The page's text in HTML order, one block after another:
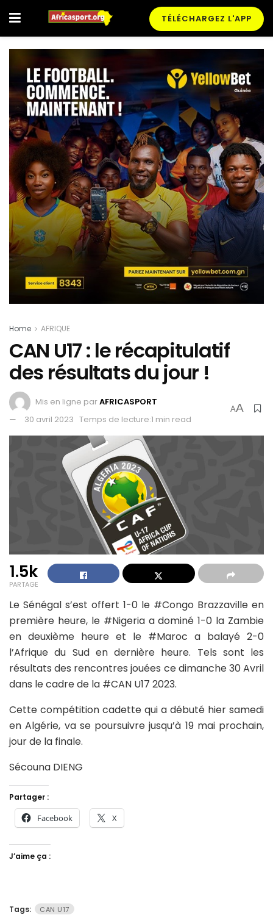
TÉLÉCHARGEZ L'APP
Home AFRIQUE
CAN U17 : le récapitulatif
des résultats du jour !
Mis en ligne parAFRICASPORT
30 avril 2023 Temps de lecture:1 min read
AA
1.5k
PARTAGE
Le Sénégal s’est offert 1-0 le #Congo Brazzaville en
première heure, le #Nigeria a dominé 1-0 la Zambie
en deuxième heure et le #Maroc a balayé 2-0
l’Afrique du Sud en dernière heure. Tels sont les
résultats des rencontres jouées ce dimanche 30 Avril
dans le cadre de la #CAN U17 2023.
Cette compétition cadette qui a débuté hier samedi
en Algérie, va se poursuivre jusqu’à 19 mai prochain,
jour de la finale.
Sécouna DIENG
Partager :
Facebook X
J’aime ça :
Tags: CAN U17